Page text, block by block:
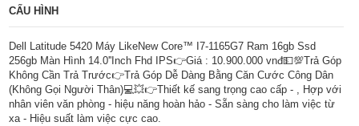
CẤU HÌNH
Dell Latitude 5420 Máy LikeNew Core™ I7-1165G7 Ram 16gb Ssd
256gb Màn Hình 14.0''Inch Fhd IPS👉Giá : 10.900.000 vnđ💵💯Trả Góp
Không Cần Trả Trước👉Trả Góp Dễ Dàng Bằng Căn Cước Công Dân
(Không Gọi Người Thân)💻💥👉Thiết kế sang trọng cao cấp - , Hợp với
nhân viên văn phòng - hiệu năng hoàn hảo - Sẵn sàng cho làm việc từ
xa - Hiệu suất làm việc cực cao.